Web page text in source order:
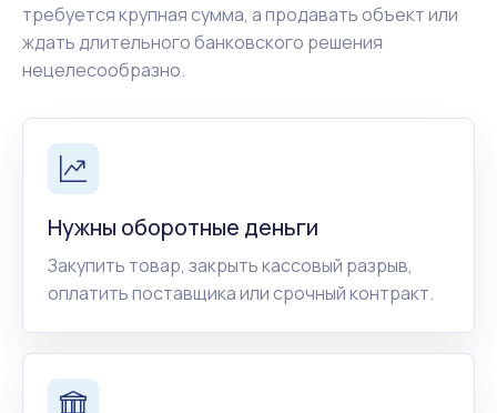
требуется крупная сумма, а продавать объект или
ждать длительного банковского решения
нецелесообразно.
Нужны оборотные деньги
Закупить товар, закрыть кассовый разрыв,
оплатить поставщика или срочный контракт.